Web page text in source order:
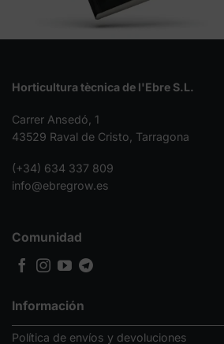
Horticultura tècnica de l'Ebre S.L.
Carrer Ansedó, 1
43529 Raval de Cristo, Tarragona
(+34) 634 337 809
info@ebregrow.es
Información
Política de envíos y devoluciones
Comunidad